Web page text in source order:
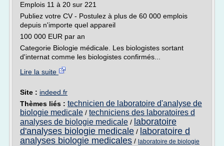
Emplois 11 à 20 sur 221
Publiez votre CV - Postulez à plus de 60 000 emplois
depuis n'importe quel appareil
100 000 EUR par an
Categorie Biologie médicale. Les biologistes sortant
d'internat comme les biologistes confirmés...
Lire la suite
Site : indeed.fr
Thèmes liés : technicien de laboratoire d'analyse de
biologie medicale / techniciens des laboratoires d
analyses de biologie medicale / laboratoire
d'analyses biologie medicale / laboratoire d
analyses biologie medicales / laboratoire de biologie